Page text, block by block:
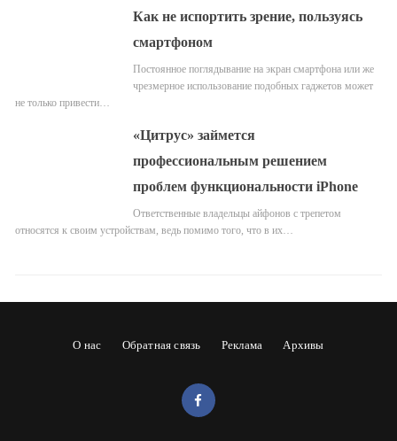
Как не испортить зрение, пользуясь
смартфоном
Постоянное поглядывание на экран смартфона или же
чрезмерное использование подобных гаджетов может
не только привести…
«Цитрус» займется
профессиональным решением
проблем функциональности iPhone
Ответственные владельцы айфонов с трепетом
относятся к своим устройствам, ведь помимо того, что в их…
О нас Обратная связь Реклама Архивы